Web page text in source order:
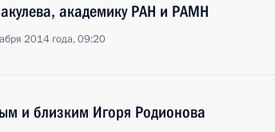
академику РАН и РАМН
2014 года, 09:20
и близким Игоря Родионова